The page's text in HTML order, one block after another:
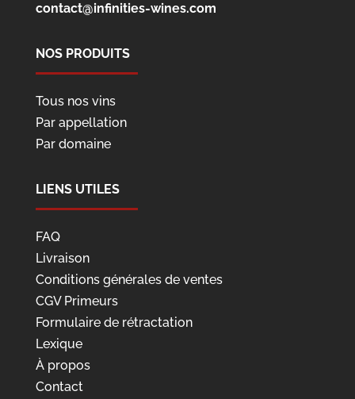
contact@infinities-wines.com
NOS PRODUITS
Tous nos vins
Par appellation
Par domaine
LIENS UTILES
FAQ
Livraison
Conditions générales de ventes
CGV Primeurs
Formulaire de rétractation
Lexique
À propos
Contact